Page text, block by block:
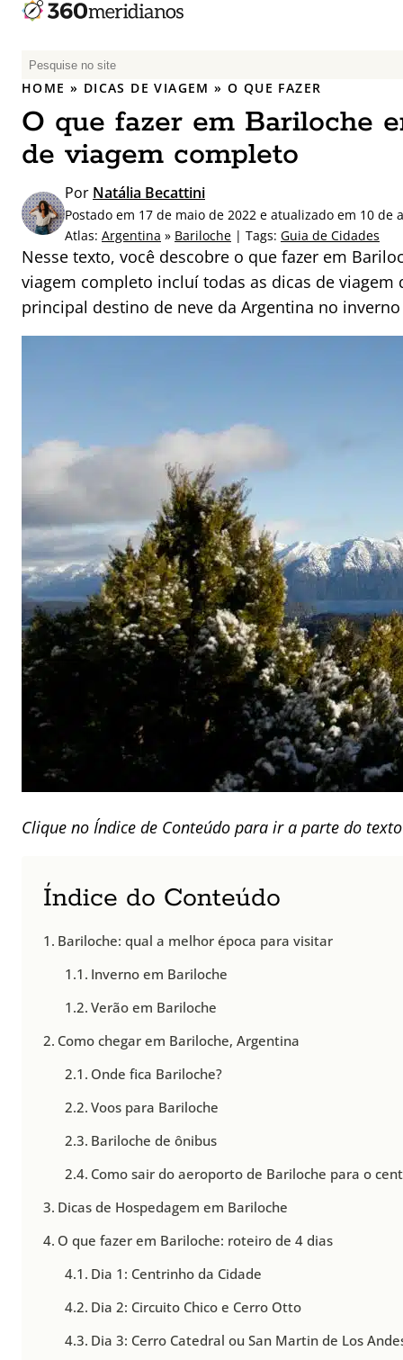
P
e
q
u
i
a
r
p
o
:
HOME » DICAS DE VIAGEM »O QUE FAZER
O que fazer em Bariloche
de viagem completo
Por Natália Becattini
Postado em 17 de maio de 2022 e atualizado em 10 de
Atlas: Argentina » Bariloche | Tags: Guia de Cidades
Nesse texto, você descobre o que fazer em
viagem completo incluí todas as dicas de viagem
principal destino de neve da Argentina no
Clique no Índice de Conteúdo para ir a parte do
Índice do Conteúdo
Bariloche: qual a melhor época para visitar
Inverno em Bariloche
Verão em Bariloche
Como chegar em Bariloche, Argentina
Onde fica Bariloche?
Voos para Bariloche
Bariloche de ônibus
Como sair do aeroporto de Bariloche para o
Dicas de Hospedagem em Bariloche
O que fazer em Bariloche: roteiro de 4 dias
Dia 1: Centrinho da Cidade
Dia 2: Circuito Chico e Cerro Otto
Dia 3: Cerro Catedral ou San Martin de Los